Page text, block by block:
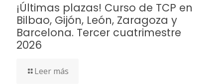
¡Últimas plazas! Curso de TCP en
Bilbao, Gijón, León, Zaragoza y
Barcelona. Tercer cuatrimestre
2026
Leer más